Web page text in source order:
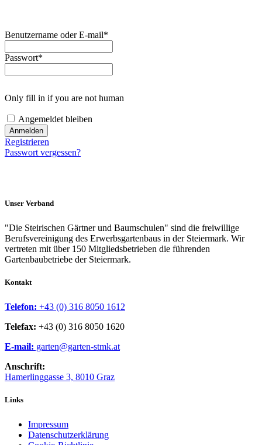
Benutzername oder E-mail*
Passwort*
Only fill in if you are not human
Angemeldet bleiben
Registrieren
Passwort vergessen?
Unser Verband
"Die Steirischen Gärtner und Baumschulen" sind die freiwillige
Berufsvereinigung des Erwerbsgartenbaus in der Steiermark. Wir
vertreten mit über 150 Mitgliedsbetrieben die führenden
Gartenbaubetriebe der Steiermark.
Kontakt
Telefon: +43 (0) 316 8050 1612
Telefax: +43 (0) 316 8050 1620
E-mail: garten@garten-stmk.at
Anschrift:
Hamerlinggasse 3, 8010 Graz
Links
Impressum
Datenschutzerklärung